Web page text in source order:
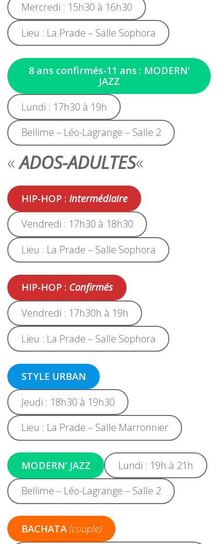
Mercredi : 15h30 à 16h30
Lieu : La Prade – Salle Sophora
8 ans confirmés-11 ans : MODERN’
JAZZ
Lundi : 17h30 à 19h
Bellime – Léo-Lagrange – Salle 2
«ADOS-ADULTES«
HIP-HOP : Intermédiaire
Vendredi : 17h30 à 18h30
Lieu : La Prade – Salle Sophora
HIP-HOP : Confirmés
Vendredi : 17h30h à 19h
Lieu : La Prade – Salle Sophora
STYLE URBAN
Jeudi : 18h30 à 19h30
Lieu : La Prade – Salle Marronnier
MODERN’ JAZZ
Lundi : 19h à 21h
Bellime – Léo-Lagrange – Salle 2
BACHATA(couple)